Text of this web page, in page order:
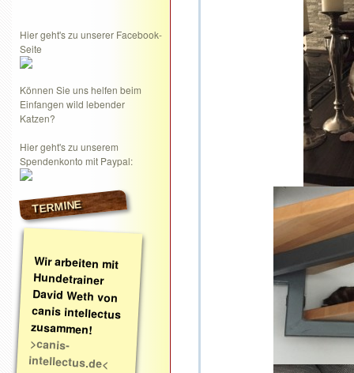
Hier geht's zu unserer Facebook-
Seite
Können Sie uns helfen beim
Einfangen wild lebender
Katzen?
Hier geht's zu unserem
Spendenkonto mit Paypal:
TERMINE
Wir arbeiten mit
Hundetrainer
David Weth von
canis intellectus
zusammen!
>canis-
intellectus.de<